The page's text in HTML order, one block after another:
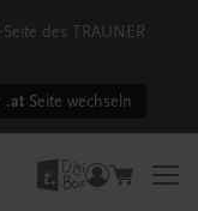
des TRAUNER
.at Seite wechseln